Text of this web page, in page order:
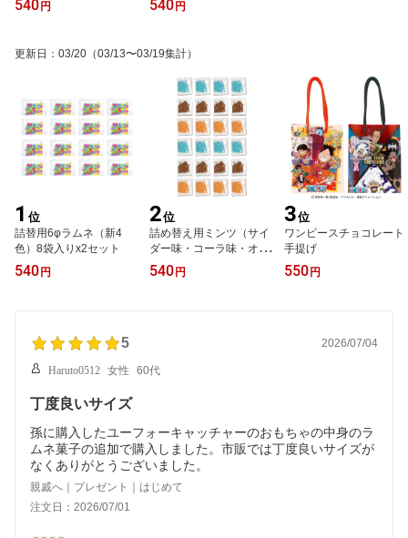
540 円 540 円
更新日 ： 03/20 （03/13〜03/19集計）
1 位
詰替用6φラムネ（新4
色）8袋入りx2セット
540 円
2位
詰め替え用ミンツ（サイ
ダー味・コーラ味・オレ
ンジ味）12袋x2セット
540 円
3位
ワンピースチョコレート
手提げ
550 円
5 2026/07/04
Haruto0512 女性 60代
丁度良いサイズ
孫に購入したユーフォーキャッチャーのおもちゃの中身のラ
ムネ菓子の追加で購入しました。市販では丁度良いサイズが
なくありがとうございました。
親戚へ｜プレゼント｜はじめて
注文日：2026/07/01